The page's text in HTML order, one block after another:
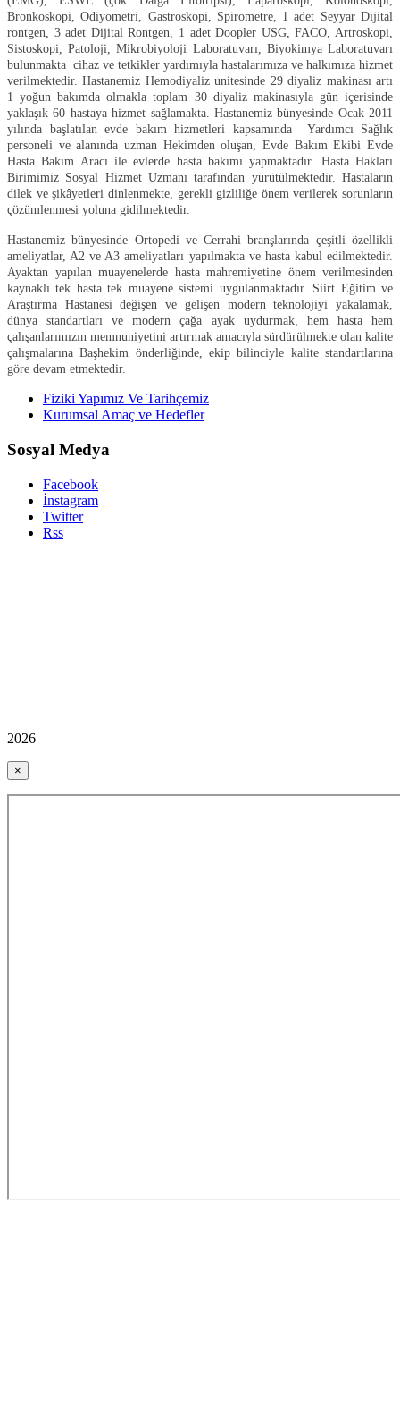
Bronkoskopi, Odiyometri, Gastroskopi, Spirometre, 1 adet Seyyar Dijital
rontgen, 3 adet Dijital Rontgen, 1 adet Doopler USG, FACO, Artroskopi,
Sistoskopi, Patoloji, Mikrobiyoloji Laboratuvarı, Biyokimya Laboratuvarı
bulunmakta cihaz ve tetkikler yardımıyla hastalarımıza ve halkımıza hizmet
verilmektedir. Hastanemiz Hemodiyaliz unitesinde 29 diyaliz makinası artı
1 yoğun bakımda olmakla toplam 30 diyaliz makinasıyla gün içerisinde
yaklaşık 60 hastaya hizmet sağlamakta. Hastanemiz bünyesinde Ocak 2011
yılında başlatılan evde bakım hizmetleri kapsamında Yardımcı Sağlık
personeli ve alanında uzman Hekimden oluşan, Evde Bakım Ekibi Evde
Hasta Bakım Aracı ile evlerde hasta bakımı yapmaktadır. Hasta Hakları
Birimimiz Sosyal Hizmet Uzmanı tarafından yürütülmektedir. Hastaların
dilek ve şikâyetleri dinlenmekte, gerekli gizliliğe önem verilerek sorunların
çözümlenmesi yoluna gidilmektedir.
Hastanemiz bünyesinde Ortopedi ve Cerrahi branşlarında çeşitli özellikli
ameliyatlar, A2 ve A3 ameliyatları yapılmakta ve hasta kabul edilmektedir.
Ayaktan yapılan muayenelerde hasta mahremiyetine önem verilmesinden
kaynaklı tek hasta tek muayene sistemi uygulanmaktadır. Siirt Eğitim ve
Araştırma Hastanesi değişen ve gelişen modern teknolojiyi yakalamak,
dünya standartları ve modern çağa ayak uydurmak, hem hasta hem
çalışanlarımızın memnuniyetini artırmak amacıyla sürdürülmekte olan kalite
çalışmalarına Başhekim önderliğinde, ekip bilinciyle kalite standartlarına
göre devam etmektedir.
Fiziki Yapımız Ve Tarihçemiz
Kurumsal Amaç ve Hedefler
Sosyal Medya
Facebook
İnstagram
Twitter
Rss
2026
×